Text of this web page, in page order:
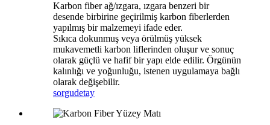
Karbon fiber ağ/ızgara, ızgara benzeri bir
desende birbirine geçirilmiş karbon fiberlerden
yapılmış bir malzemeyi ifade eder.
Sıkıca dokunmuş veya örülmüş yüksek
mukavemetli karbon liflerinden oluşur ve sonuç
olarak güçlü ve hafif bir yapı elde edilir. Örgünün
kalınlığı ve yoğunluğu, istenen uygulamaya bağlı
olarak değişebilir.
sorgudetay